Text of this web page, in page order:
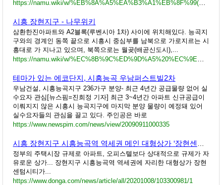
시흥 장현지구 - 나무위키
삼환한진아파트와 A2블록(루벤시아 1차) 사이에 위치해있다. 능곡지
구와의 경계인 동쪽 끝으로 시흥시 중심부를 남북으로 가로지르는 시
흥대로 가 지나고 있으며, 북쪽으로는 월곶(배곧신도시),...
테마가 있는 에코단지, 시흥능곡 우남퍼스트빌2차
우남건설, 시흥능곡지구 236가구 분양- 최근 4년간 공급물량 없어 실
수요자 관심[뉴스핌=진희정 기자] 최근 3~4년간 아파트 신규공급이
이뤄지지 않은 시흥시 능곡지구에 마지막 분양 물량이 예정돼 있어
실수요자들의 관심을 끌고 있다. 주인공은 바로
https://www.newspim.com/news/view/20090911000335
정부의 주택시장 규제로 아파트, 오피스텔보다 상대적으로 규제가 자
유로운 상가... 장현지구 시흥능곡역 역세권에 자리한 대형상가 장현
센텀시티가...
https://www.donga.com/news/article/all/20201008/103300981/1